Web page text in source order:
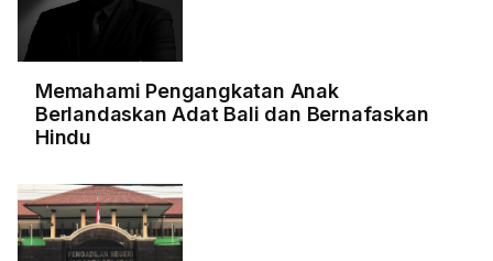
Memahami Pengangkatan Anak
Berlandaskan Adat Bali dan Bernafaskan
Hindu